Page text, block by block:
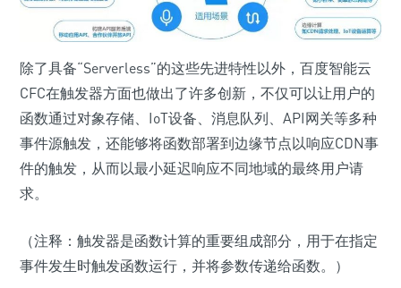
除了具备“Serverless”的这些先进特性以外，百度智能云
CFC在触发器方面也做出了许多创新，不仅可以让用户的
函数通过对象存储、IoT设备、消息队列、API网关等多种
事件源触发，还能够将函数部署到边缘节点以响应CDN事
件的触发，从而以最小延迟响应不同地域的最终用户请
求。
（注释：触发器是函数计算的重要组成部分，用于在指定
事件发生时触发函数运行，并将参数传递给函数。）